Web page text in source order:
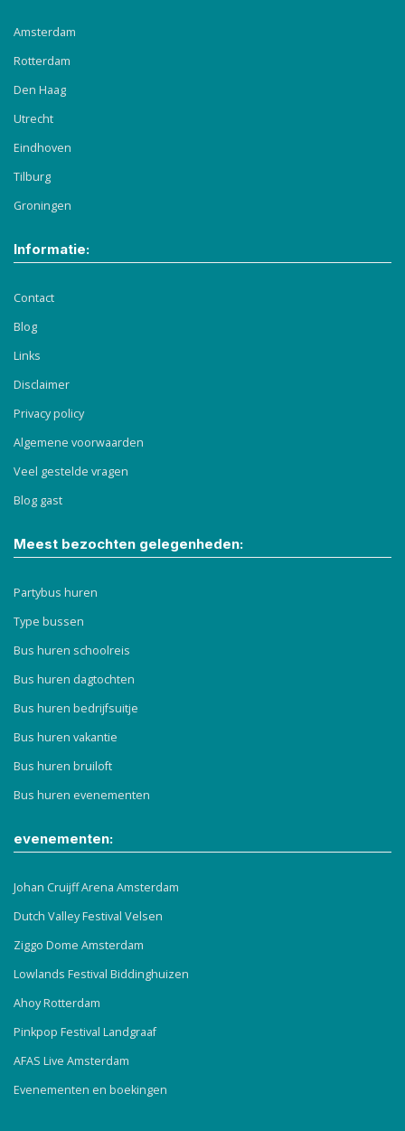
Amsterdam
Rotterdam
Den Haag
Utrecht
Eindhoven
Tilburg
Groningen
Informatie:
Contact
Blog
Links
Disclaimer
Privacy policy
Algemene voorwaarden
Veel gestelde vragen
Blog gast
Meest bezochten gelegenheden:
Partybus huren
Type bussen
Bus huren schoolreis
Bus huren dagtochten
Bus huren bedrijfsuitje
Bus huren vakantie
Bus huren bruiloft
Bus huren evenementen
evenementen:
Johan Cruijff Arena Amsterdam
Dutch Valley Festival Velsen
Ziggo Dome Amsterdam
Lowlands Festival Biddinghuizen
Ahoy Rotterdam
Pinkpop Festival Landgraaf
AFAS Live Amsterdam
Evenementen en boekingen